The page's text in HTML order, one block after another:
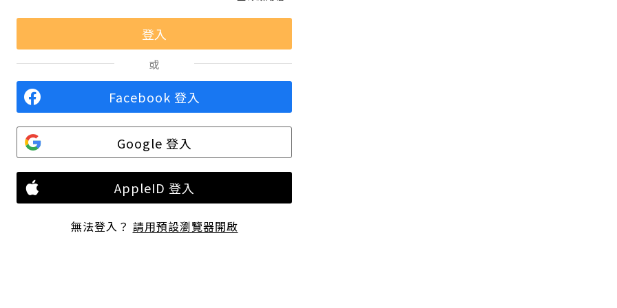
或
Facebook 登入
Google 登入
AppleID 登入
無法登入？ 請用預設瀏覽器開啟